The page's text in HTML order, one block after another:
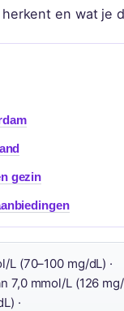
en wat je
gezin
L (70–100 mg/dL) ·
7,0 mmol/L (126 mg/
·